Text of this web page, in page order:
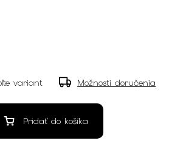
variant Možnosti doručenia
Pridať do košíka